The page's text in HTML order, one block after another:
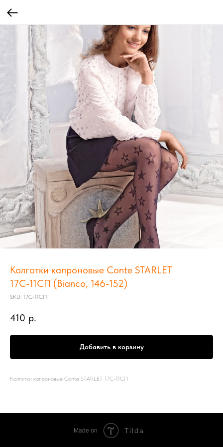
Колготки капроновые Conte STARLET
17С-11СП (Bianco, 146-152)
SKU: 17С-11СП
410 р.
Добавить в корзину
Колготки капроновые Conte STARLET 17С-11СП
Made on Tilda